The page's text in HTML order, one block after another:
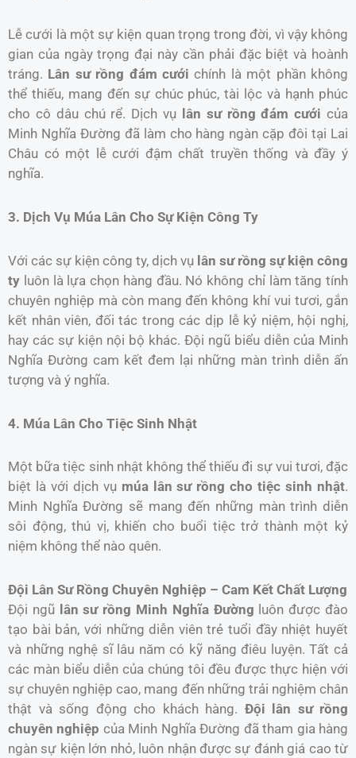
Lễ cưới là một sự kiện quan trọng trong đời, vì vậy không
gian của ngày trọng đại này cần phải đặc biệt và hoành
tráng. Lân sư rồng đám cưới chính là một phần không
thể thiếu, mang đến sự chúc phúc, tài lộc và hạnh phúc
cho cô dâu chú rể. Dịch vụ lân sư rồng đám cưới của
Minh Nghĩa Đường đã làm cho hàng ngàn cặp đôi tại Lai
Châu có một lễ cưới đậm chất truyền thống và đầy ý
nghĩa.
3. Dịch Vụ Múa Lân Cho Sự Kiện Công Ty
Với các sự kiện công ty, dịch vụ lân sư rồng sự kiện công
ty luôn là lựa chọn hàng đầu. Nó không chỉ làm tăng tính
chuyên nghiệp mà còn mang đến không khí vui tươi, gắn
kết nhân viên, đối tác trong các dịp lễ kỷ niệm, hội nghị,
hay các sự kiện nội bộ khác. Đội ngũ biểu diễn của Minh
Nghĩa Đường cam kết đem lại những màn trình diễn ấn
tượng và ý nghĩa.
4. Múa Lân Cho Tiệc Sinh Nhật
Một bữa tiệc sinh nhật không thể thiếu đi sự vui tươi, đặc
biệt là với dịch vụ múa lân sư rồng cho tiệc sinh nhật.
Minh Nghĩa Đường sẽ mang đến những màn trình diễn
sôi động, thú vị, khiến cho buổi tiệc trở thành một kỷ
niệm không thể nào quên.
Đội Lân Sư Rồng Chuyên Nghiệp – Cam Kết Chất Lượng
Đội ngũ lân sư rồng Minh Nghĩa Đường luôn được đào
tạo bài bản, với những diễn viên trẻ tuổi đầy nhiệt huyết
và những nghệ sĩ lâu năm có kỹ năng điêu luyện. Tất cả
các màn biểu diễn của chúng tôi đều được thực hiện với
sự chuyên nghiệp cao, mang đến những trải nghiệm chân
thật và sống động cho khách hàng. Đội lân sư rồng
chuyên nghiệp của Minh Nghĩa Đường đã tham gia hàng
ngàn sự kiện lớn nhỏ, luôn nhận được sự đánh giá cao từ